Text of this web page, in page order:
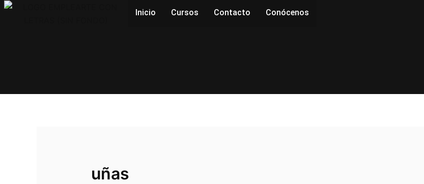
Ir
Inicio Cursos Contacto Conócenos
uñas